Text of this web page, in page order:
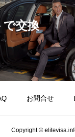
交換
お問合せ
Copyright ©